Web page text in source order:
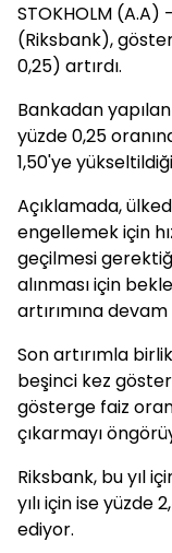
STOKHOLM (A.A)
(Riksbank),
0,25) artırdı.
Bankadan
yüzde 0,25
1,50'ye
Açıklamada,
engellemek için
geçilmesi
alınması için
artırımına
Son artırımla
beşinci kez
gösterge faiz
çıkarmayı
Riksbank, bu yıl
yılı için ise yüzde
ediyor.